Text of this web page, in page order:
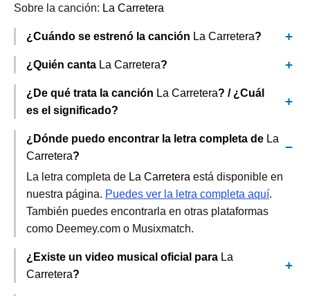
Sobre la canción: La Carretera
¿Cuándo se estrenó la canción La Carretera?
¿Quién canta La Carretera?
¿De qué trata la canción La Carretera? / ¿Cuál
es el significado?
¿Dónde puedo encontrar la letra completa de La
Carretera?
La letra completa de La Carretera está disponible en
nuestra página. Puedes ver la letra completa aquí.
También puedes encontrarla en otras plataformas
como Deemey.com o Musixmatch.
¿Existe un video musical oficial para La
Carretera?